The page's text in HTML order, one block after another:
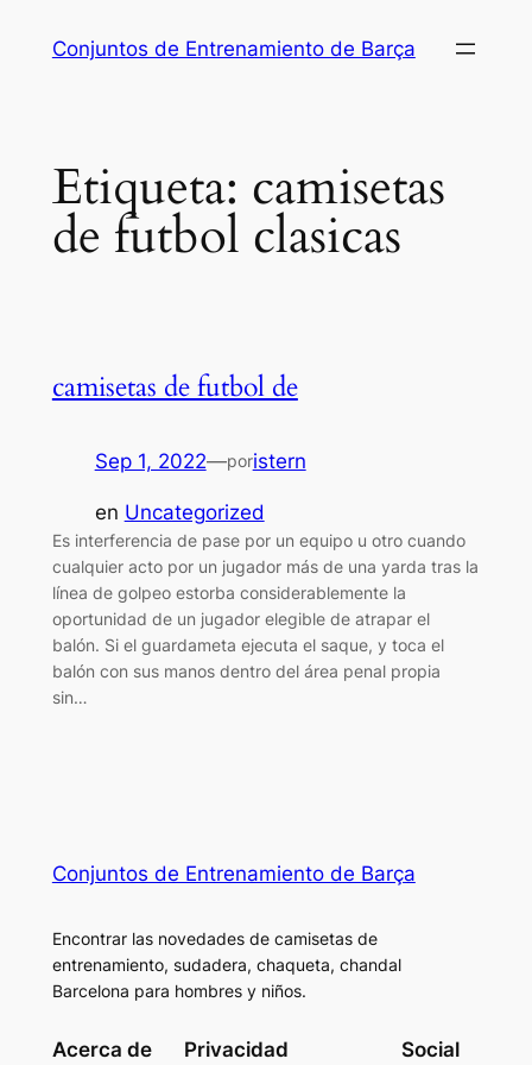
Conjuntos de Entrenamiento de Barça
Etiqueta: camisetas
de futbol clasicas
camisetas de futbol de
Sep 1, 2022—poristern
en Uncategorized
Es interferencia de pase por un equipo u otro cuando
cualquier acto por un jugador más de una yarda tras la
línea de golpeo estorba considerablemente la
oportunidad de un jugador elegible de atrapar el
balón. Si el guardameta ejecuta el saque, y toca el
balón con sus manos dentro del área penal propia
sin…
Conjuntos de Entrenamiento de Barça
Encontrar las novedades de camisetas de
entrenamiento, sudadera, chaqueta, chandal
Barcelona para hombres y niños.
Acerca de Privacidad Social